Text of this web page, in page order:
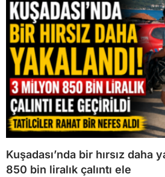
Kuşadası’nda bir hırsız daha
850 bin liralık çalıntı ele